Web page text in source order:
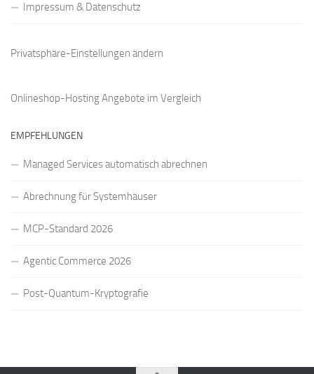
Impressum & Datenschutz
Privatsphäre-Einstellungen ändern
Onlineshop-Hosting Angebote im Vergleich
EMPFEHLUNGEN
Managed Services automatisch abrechnen
Abrechnung für Systemhäuser
MCP-Standard 2026
Agentic Commerce 2026
Post-Quantum-Kryptografie